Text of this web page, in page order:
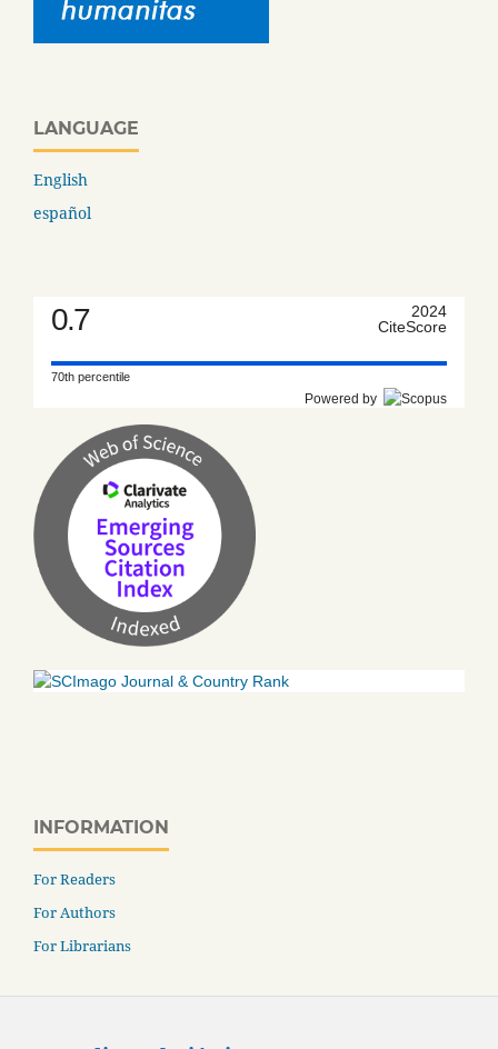
LANGUAGE
English
español
0.7
2024
CiteScore
70th percentile
Powered by
INFORMATION
For Readers
For Authors
For Librarians